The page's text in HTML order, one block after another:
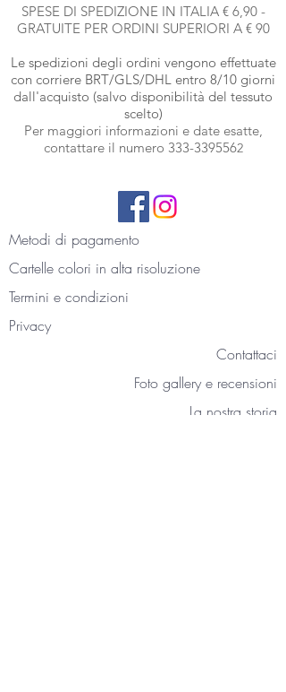
SPESE DI SPEDIZIONE IN ITALIA € 6,90 -
GRATUITE PER ORDINI SUPERIORI A € 90
Le spedizioni degli ordini vengono effettuate
con corriere BRT/GLS/DHL entro 8/10 giorni
dall'acquisto (salvo disponibilità del tessuto
scelto)
Per maggiori informazioni e date esatte,
contattare il numero 333-3395562
Metodi di pagamento
Cartelle colori in alta risoluzione
Termini e condizioni
Privacy
Contattaci
Foto gallery e recensioni
La nostra storia